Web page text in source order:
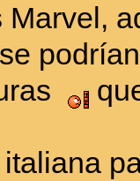
Marvel,